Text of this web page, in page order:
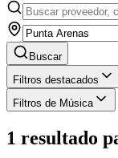
Buscar
Filtros destacados
Filtros de Música
1 resultado